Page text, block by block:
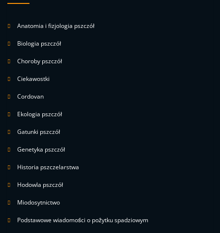
Anatomia i fizjologia pszczół
Biologia pszczół
Choroby pszczół
Ciekawostki
Cordovan
Ekologia pszczół
Gatunki pszczół
Genetyka pszczół
Historia pszczelarstwa
Hodowla pszczół
Miodosytnictwo
Podstawowe wiadomości o pożytku spadziowym